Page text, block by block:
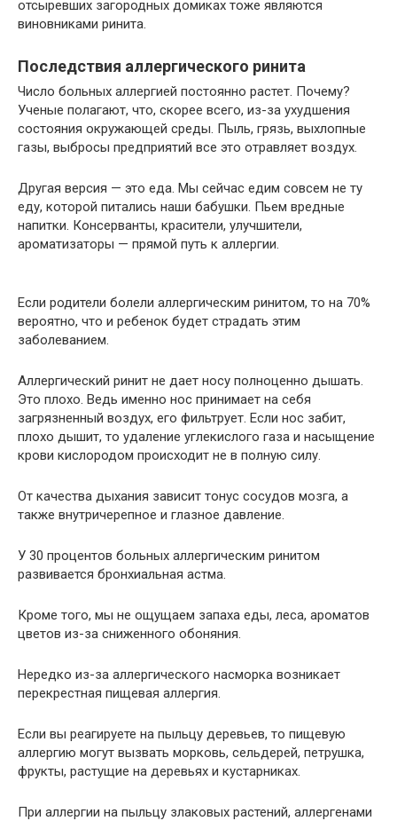
отсыревших загородных домиках тоже являются
виновниками ринита.
Последствия аллергического ринита
Число больных аллергией постоянно растет. Почему?
Ученые полагают, что, скорее всего, из-за ухудшения
состояния окружающей среды. Пыль, грязь, выхлопные
газы, выбросы предприятий все это отравляет воздух.
Другая версия — это еда. Мы сейчас едим совсем не ту
еду, которой питались наши бабушки. Пьем вредные
напитки. Консерванты, красители, улучшители,
ароматизаторы — прямой путь к аллергии.
Если родители болели аллергическим ринитом, то на 70%
вероятно, что и ребенок будет страдать этим
заболеванием.
Аллергический ринит не дает носу полноценно дышать.
Это плохо. Ведь именно нос принимает на себя
загрязненный воздух, его фильтрует. Если нос забит,
плохо дышит, то удаление углекислого газа и насыщение
крови кислородом происходит не в полную силу.
От качества дыхания зависит тонус сосудов мозга, а
также внутричерепное и глазное давление.
У 30 процентов больных аллергическим ринитом
развивается бронхиальная астма.
Кроме того, мы не ощущаем запаха еды, леса, ароматов
цветов из-за сниженного обоняния.
Нередко из-за аллергического насморка возникает
перекрестная пищевая аллергия.
Если вы реагируете на пыльцу деревьев, то пищевую
аллергию могут вызвать морковь, сельдерей, петрушка,
фрукты, растущие на деревьях и кустарниках.
При аллергии на пыльцу злаковых растений, аллергенами